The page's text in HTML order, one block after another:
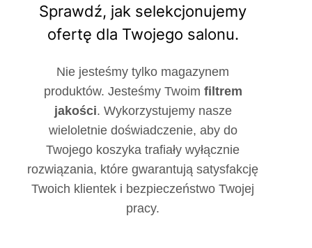
Sprawdź, jak selekcjonujemy
ofertę dla Twojego salonu.
Nie jesteśmy tylko magazynem
produktów. Jesteśmy Twoim filtrem
jakości. Wykorzystujemy nasze
wieloletnie doświadczenie, aby do
Twojego koszyka trafiały wyłącznie
rozwiązania, które gwarantują satysfakcję
Twoich klientek i bezpieczeństwo Twojej
pracy.